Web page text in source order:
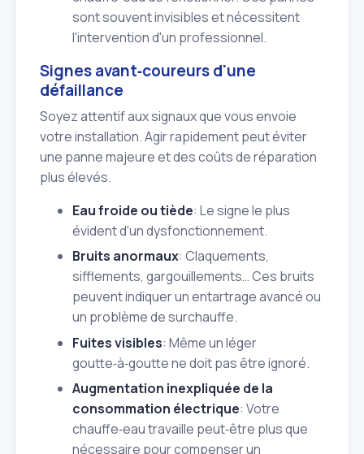
sont souvent invisibles et nécessitent
l'intervention d'un professionnel.
Signes avant‑coureurs d'une
défaillance
Soyez attentif aux signaux que vous envoie
votre installation. Agir rapidement peut éviter
une panne majeure et des coûts de réparation
plus élevés.
Eau froide ou tiède: Le signe le plus
évident d'un dysfonctionnement.
Bruits anormaux: Claquements,
sifflements, gargouillements… Ces bruits
peuvent indiquer un entartrage avancé ou
un problème de surchauffe.
Fuites visibles: Même un léger
goutte‑à‑goutte ne doit pas être ignoré.
Augmentation inexpliquée de la
consommation électrique: Votre
chauffe‑eau travaille peut‑être plus que
nécessaire pour compenser un